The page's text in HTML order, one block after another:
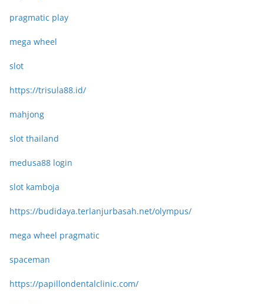
pragmatic play
mega wheel
slot
https://trisula88.id/
mahjong
slot thailand
medusa88 login
slot kamboja
https://budidaya.terlanjurbasah.net/olympus/
mega wheel pragmatic
spaceman
https://papillondentalclinic.com/